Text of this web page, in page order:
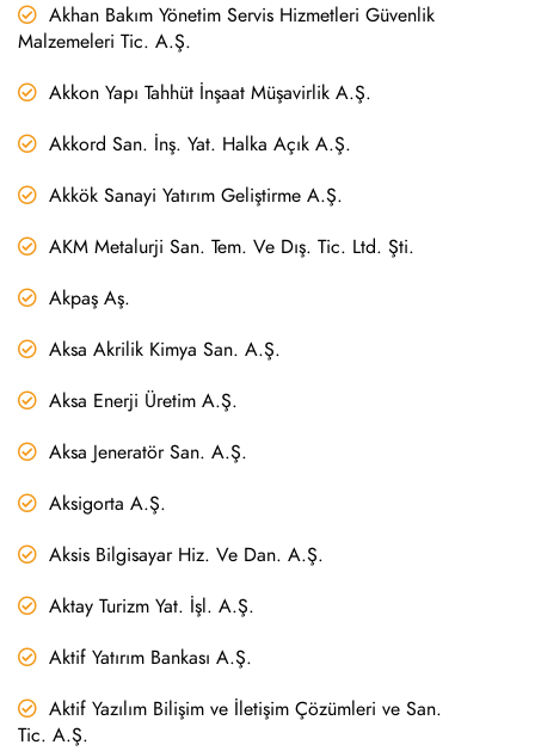
Akhan Bakım Yönetim Servis Hizmetleri Güvenlik
Malzemeleri Tic. A.Ş.
Akkon Yapı Tahhüt İnşaat Müşavirlik A.Ş.
Akkord San. İnş. Yat. Halka Açık A.Ş.
Akkök Sanayi Yatırım Geliştirme A.Ş.
AKM Metalurji San. Tem. Ve Dış. Tic. Ltd. Şti.
Akpaş Aş.
Aksa Akrilik Kimya San. A.Ş.
Aksa Enerji Üretim A.Ş.
Aksa Jeneratör San. A.Ş.
Aksigorta A.Ş.
Aksis Bilgisayar Hiz. Ve Dan. A.Ş.
Aktay Turizm Yat. İşl. A.Ş.
Aktif Yatırım Bankası A.Ş.
Aktif Yazılım Bilişim ve İletişim Çözümleri ve San.
Tic. A.Ş.